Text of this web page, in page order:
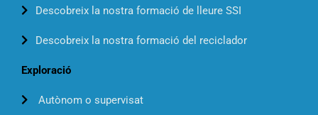
Descobreix la nostra formació de lleure SSI
Descobreix la nostra formació del reciclador
Exploració
Autònom o supervisat